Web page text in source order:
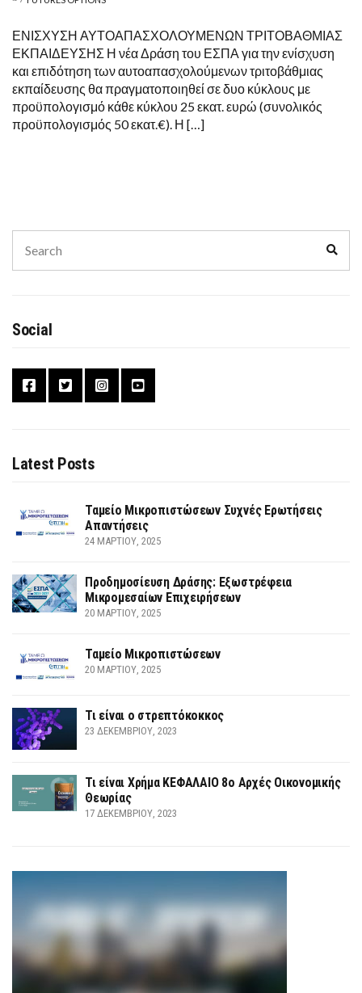
ΕΝΙΣΧΥΣΗ ΑΥΤΟΑΠΑΣΧΟΛΟΥΜΕΝΩΝ ΤΡΙΤΟΒΑΘΜΙΑΣ
ΕΚΠΑΙΔΕΥΣΗΣ Η νέα Δράση του ΕΣΠΑ για την ενίσχυση
και επιδότηση των αυτοαπασχολούμενων τριτοβάθμιας
εκπαίδευσης θα πραγματοποιηθεί σε δυο κύκλους με
προϋπολογισμό κάθε κύκλου 25 εκατ. ευρώ (συνολικός
προϋπολογισμός 50 εκατ.€). Η […]
for:
Social
Latest Posts
Ταμείο Μικροπιστώσεων Συχνές Ερωτήσεις
Απαντήσεις
24 ΜΑΡΤΊΟΥ, 2025
Προδημοσίευση Δράσης: Εξωστρέφεια
Μικρομεσαίων Επιχειρήσεων
20 ΜΑΡΤΊΟΥ, 2025
Ταμείο Μικροπιστώσεων
20 ΜΑΡΤΊΟΥ, 2025
Τι είναι ο στρεπτόκοκκος
23 ΔΕΚΕΜΒΡΊΟΥ, 2023
Τι είναι Χρήμα ΚΕΦΑΛΑΙΟ 8ο Αρχές Οικονομικής
Θεωρίας
17 ΔΕΚΕΜΒΡΊΟΥ, 2023